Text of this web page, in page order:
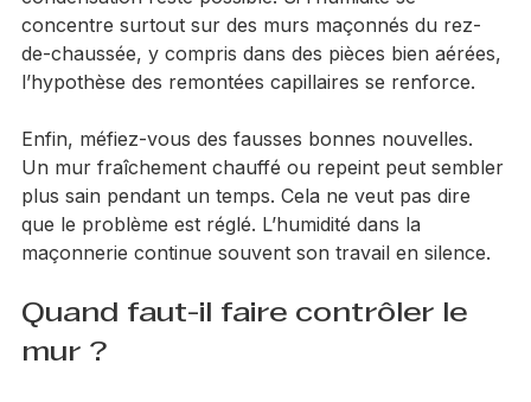
Vous pouvez également comparer plusieurs pièces.
Si seules les pièces peu ventilées sont touchées, la
condensation reste possible. Si l’humidité se
concentre surtout sur des murs maçonnés du rez-
de-chaussée, y compris dans des pièces bien aérées,
l’hypothèse des remontées capillaires se renforce.
Enfin, méfiez-vous des fausses bonnes nouvelles.
Un mur fraîchement chauffé ou repeint peut sembler
plus sain pendant un temps. Cela ne veut pas dire
que le problème est réglé. L’humidité dans la
maçonnerie continue souvent son travail en silence.